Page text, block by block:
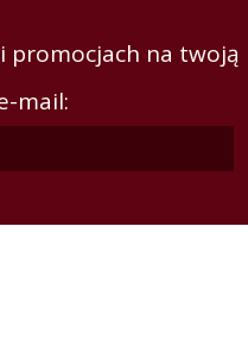
promocjach na twoją
mail: